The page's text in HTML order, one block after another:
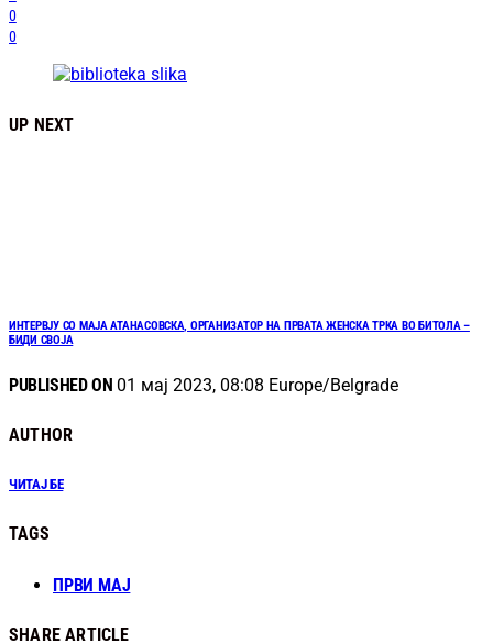
0
0
UP NEXT
ИНТЕРВЈУ СО МАЈА АТАНАСОВСКА, ОРГАНИЗАТОР НА ПРВАТА ЖЕНСКА ТРКА ВО БИТОЛА –
БИДИ СВОЈА
PUBLISHED ON 01 мај 2023, 08:08 Europe/Belgrade
AUTHOR
ЧИТАЈ БЕ
TAGS
ПРВИ МАЈ
SHARE ARTICLE